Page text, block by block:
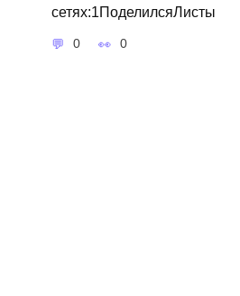
сетях:1ПоделилсяЛисты
0 0